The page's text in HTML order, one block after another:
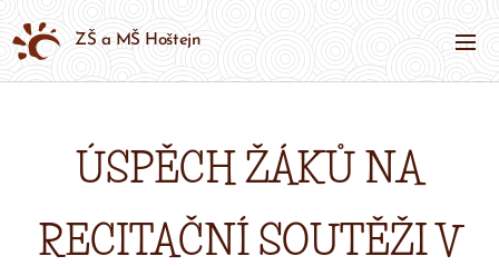
ZŠ a MŠ Hoštejn
ÚSPĚCH ŽÁKŮ NA
RECITAČNÍ SOUTĚŽI V